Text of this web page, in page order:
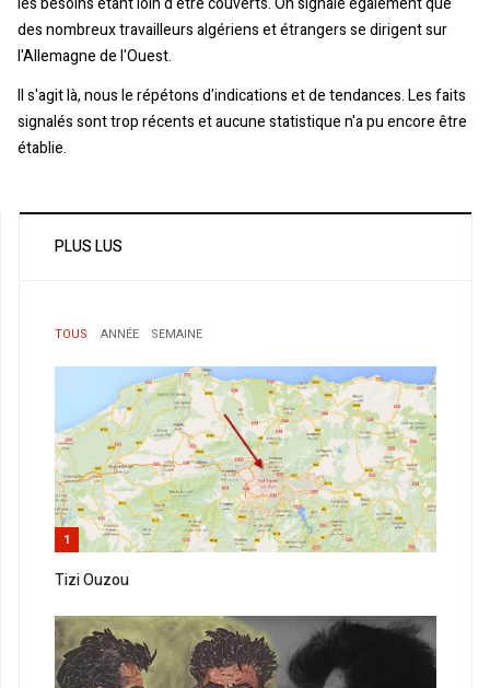
des nombreux travailleurs algériens et étrangers se dirigent sur
l'Allemagne de l'Ouest.
Il s'agit là, nous le répétons d'indications et de tendances. Les faits
signalés sont trop récents et aucune statistique n'a pu encore être
établie.
PLUS LUS
TOUS ANNÉE SEMAINE
1
Tizi Ouzou